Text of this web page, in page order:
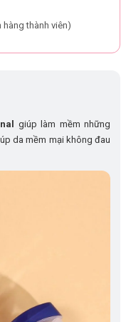
hàng thành viên)
giúp làm mềm những
da mềm mại không đau